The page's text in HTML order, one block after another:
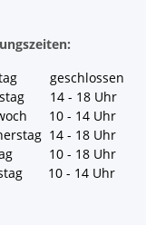
geschlossen
14 - 18 Uhr
10 - 14 Uhr
14 - 18 Uhr
10 - 18 Uhr
10 - 14 Uhr